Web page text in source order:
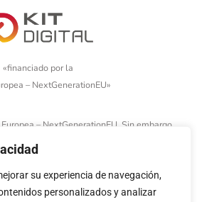
su experiencia de navegación,
personalizados y analizar
«financiado por la
– NextGenerationEU»
– NextGenerationEU. Sin embargo,
opiniones expresadas son únicamente los
reflejan necesariamente los de la Unión
Ni la Unión Europea ni la Comisión
responsables de las mismas»